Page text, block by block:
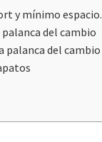
y mínimo espacio.
del cambio
palanca del cambio